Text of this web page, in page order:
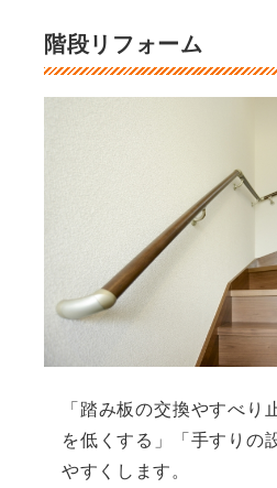
階段リフォーム
「踏み板の交換やすべり
を低くする」「手すりの
やすくします。